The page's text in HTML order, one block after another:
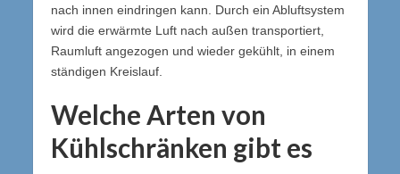
nach innen eindringen kann. Durch ein Abluftsystem
wird die erwärmte Luft nach außen transportiert,
Raumluft angezogen und wieder gekühlt, in einem
ständigen Kreislauf.
Welche Arten von
Kühlschränken gibt es